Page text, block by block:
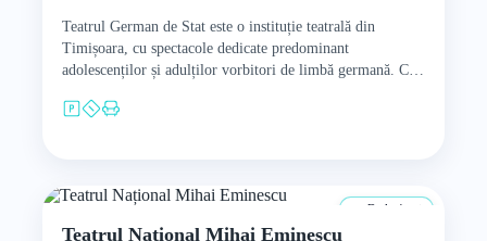
Teatrul German de Stat este o instituție teatrală din
Timișoara, cu spectacole dedicate predominant
adolescenților și adulților vorbitori de limbă germană. Cu
De la 4 ani
Teatrul Național Mihai Eminescu